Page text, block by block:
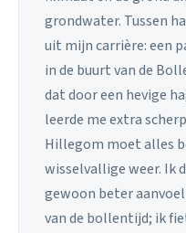
grondwater. Tussen
uit mijn carrière: een
in de buurt van de
dat door een hevige
leerde me extra
Hillegom moet alles
wisselvallige weer. Ik
gewoon beter
van de bollentijd; ik